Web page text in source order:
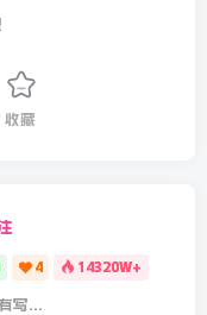
收藏
4 14320W+
写...